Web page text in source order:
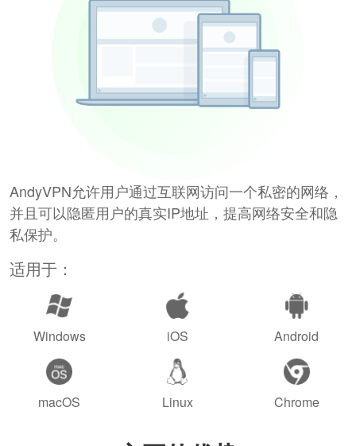
AndyVPN允许用户通过互联网访问一个私密的网络，
并且可以隐匿用户的真实IP地址，提高网络安全和隐
私保护。
适用于：
Windows iOS Android
macOS Linux Chrome